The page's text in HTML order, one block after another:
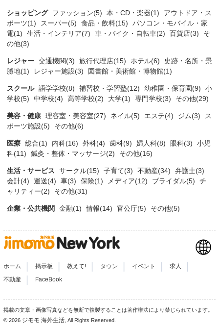
ショッピング ファッション(5) 本・CD・楽器(1)
アウトドア・ス
ポーツ(1)
スーパー(5) 食品・飲料(15)
パソコン・モバイル・家
電(1)
生活・インテリア(7) 車・バイク・自転車(2) 百貨店(3)
そ
の他(3)
レジャー 交通機関(3) 旅行代理店(15) ホテル(6)
史跡・名所・景
勝地(1)
レジャー施設(3) 図書館・美術館・博物館(1)
スクール 語学学校(8) 補習校・学習塾(12) 幼稚園・保育園(9)
小
学校(5)
中学校(4) 高等学校(2) 大学(1) 専門学校(3) その他(29)
美容・健康 理容室・美容室(27) ネイル(5) エステ(4) ジム(3)
ス
ポーツ施設(5)
その他(6)
医療 総合(1) 内科(16) 外科(4) 歯科(9) 婦人科(8) 眼科(3)
小児
科(11)
鍼灸・整体・マッサージ(2) その他(16)
生活・サービス サークル(15) 子育て(3) 不動産(34)
弁護士(3)
会計(4)
運送(4) 車(3) 保険(1) メディア(12) ブライダル(5)
チ
ャリティー(2)
その他(31)
企業・公共機関 金融(1) 情報(14) 官公庁(5) その他(5)
ホーム 掲示板 教えて! タウン イベント 求人
不動産 FaceBook
掲載の文章・画像写真などを無断で複製することは著作権法により禁じられています。
© 2026 ジモモ 海外生活 , All Rights Reserved.